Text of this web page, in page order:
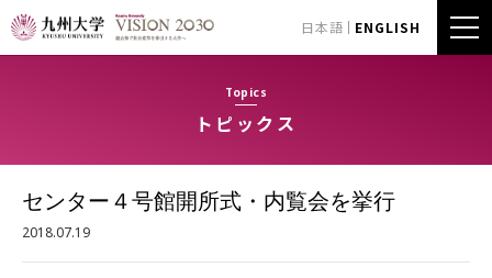
日本語 ENGLISH
Topics
トピックス
センター４号館開所式・内覧会を挙行
2018.07.19